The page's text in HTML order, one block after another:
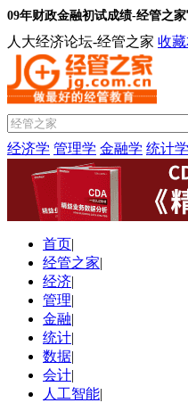
09年财政金融初试成绩-经管之家
人大经济论坛-经管之家 收
经济学 管理学 金融学 统计学
首页|
经管之家|
经济|
管理|
金融|
统计|
数据|
会计|
人工智能|